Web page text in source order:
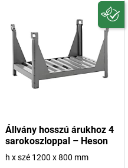
Állvány hosszú árukhoz 4
sarokoszloppal – Heson
h x szé 1200 x 800 mm